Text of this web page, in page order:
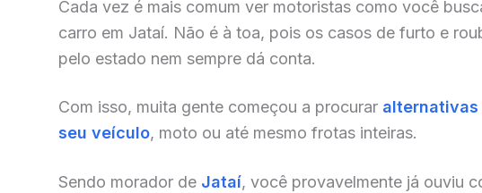
Cada vez é mais comum ver motoristas como você
carro em Jataí. Não é à toa, pois os casos de furto e
pelo estado nem sempre dá conta.
Com isso, muita gente começou a procurar
seu veículo, moto ou até mesmo frotas inteiras.
Sendo morador de Jataí, você provavelmente já ouviu